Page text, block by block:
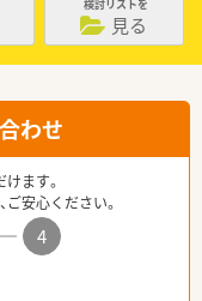
検討リストを
見る
わせ
ます。
安心ください。
4